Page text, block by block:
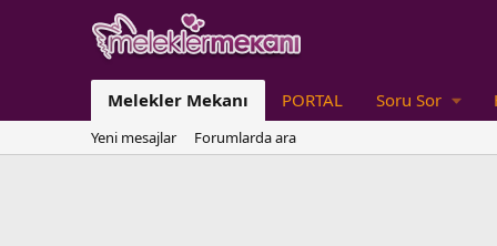
Melekler Mekanı PORTAL Soru Sor
Yeni mesajlar Forumlarda ara